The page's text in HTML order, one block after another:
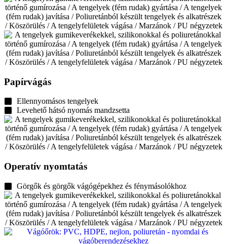
Papírvágás
Ellennyomásos tengelyek
Levehető hátsó nyomás mandzsetta
Operatív nyomtatás
Görgők és görgők vágógépekhez és fénymásolókhoz